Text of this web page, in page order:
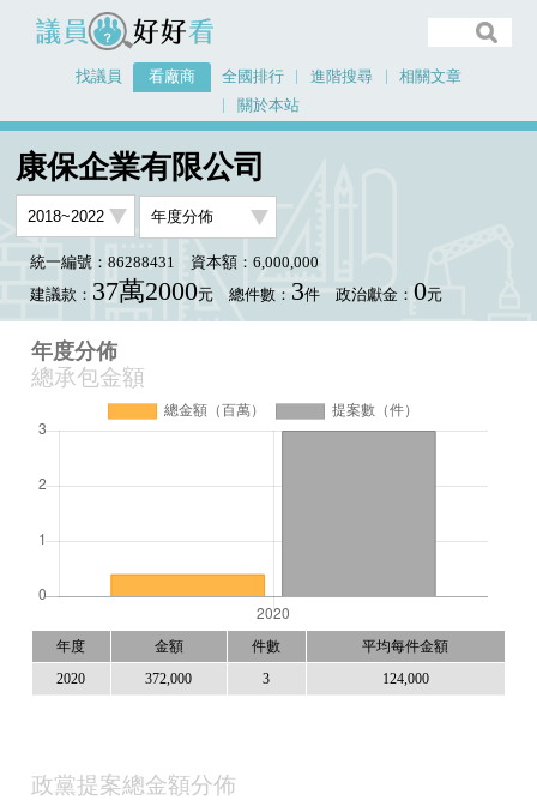
議員好好看
找議員 看廠商 全國排行 進階搜尋
相關文章
關於本站
康保企業有限公司
統一編號：86288431
資本額：6,000,000
建議款： 37萬2000元 總件數： 3件 政治獻金： 0元
年度分佈
總承包金額
年度 金額 件數 平均每件金額
2020 372,000 3 124,000
政黨提案總金額分佈